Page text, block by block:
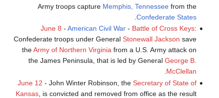
Army troops capture Memphis, Tennesseefrom the
Confederate States
June 8 - American Civil War- Battle of Cross Keys:
Confederate troops under General Stonewall Jackson save
theArmy of Northern Virginia from a U.S. Army attack on
the James Peninsula, that is led by General George B.
McClellan
June 12 - John Winter Robinson, the Secretary of State of
Kansas, is convicted and removed from office as the result